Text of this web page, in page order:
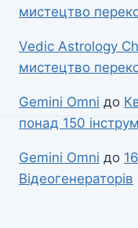
мистецтво
Vedic Astrology
мистецтво
Gemini Omni до
понад 150
Gemini Omni до
Відеогенераторів